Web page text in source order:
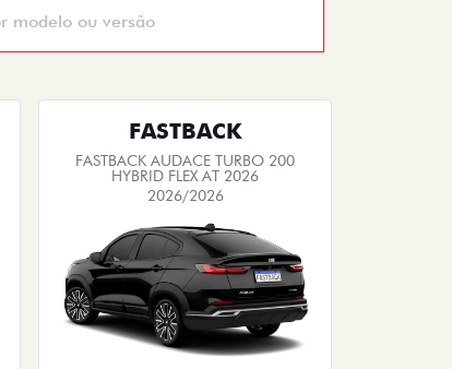
FASTBACK
FASTBACK AUDACE TURBO 200
HYBRID FLEX AT 2026
2026/2026